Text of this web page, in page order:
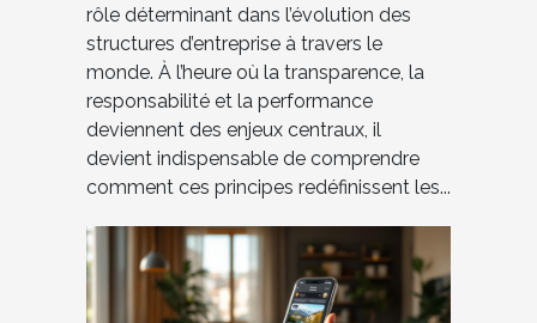
rôle déterminant dans l’évolution des
structures d’entreprise à travers le
monde. À l’heure où la transparence, la
responsabilité et la performance
deviennent des enjeux centraux, il
devient indispensable de comprendre
comment ces principes redéfinissent les...